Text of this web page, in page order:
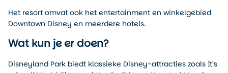
Het resort omvat ook het entertainment en winkelgebied
Downtown Disney en meerdere hotels.
Wat kun je er doen?
Disneyland Park biedt klassieke Disney-attracties zoals It’s